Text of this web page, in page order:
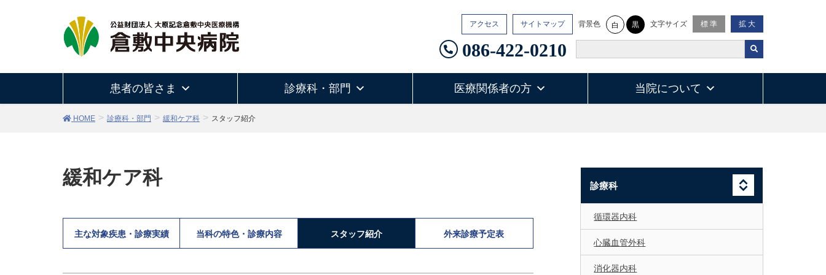
アクセス サイトマップ 背景色 白 黒 文字サイズ 標 準 拡 大
086-422-0210
患者の皆さま 診療科・部門 医療関係者の方 当院について
HOME 診療科・部門 緩和ケア科 スタッフ紹介
緩和ケア科
主な対象疾患・診療実績 当科の特色・診療内容 スタッフ紹介 外来診療予定表
診療科
循環器内科
心臓血管外科
消化器内科